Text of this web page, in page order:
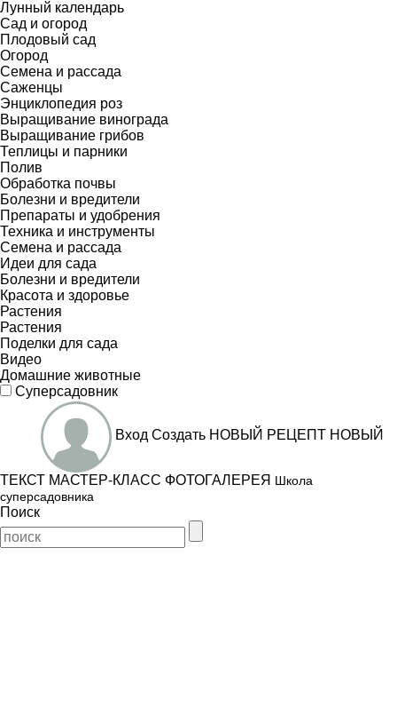
Лунный календарь
Сад и огород
Плодовый сад
Огород
Семена и рассада
Саженцы
Энциклопедия роз
Выращивание винограда
Выращивание грибов
Теплицы и парники
Полив
Обработка почвы
Болезни и вредители
Препараты и удобрения
Техника и инструменты
Семена и рассада
Идеи для сада
Болезни и вредители
Красота и здоровье
Растения
Растения
Поделки для сада
Видео
Домашние животные
Суперсадовник
Вход Создать НОВЫЙ РЕЦЕПТ НОВЫЙ
ТЕКСТ МАСТЕР-КЛАСС ФОТОГАЛЕРЕЯ Школа
суперсадовника
Поиск